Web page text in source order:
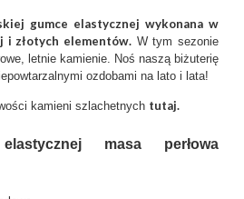
gumce elastycznej wykonana w
i złotych elementów. W tym sezonie
letnie kamienie. Noś naszą biżuterię
ozdobami na lato i lata!
kamieni szlachetnych tutaj.
masa perłowa